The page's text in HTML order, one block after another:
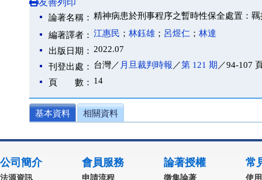
友善列印
論著名稱： 精神病患於刑事程序之暫時性保全處置：
編著譯者： 江惠民 ； 林鈺雄 ； 呂煜仁 ； 林達
出版日期： 2022.07
刊登出處： 台灣／ 月旦裁判時報 ／第 121 期 ／94-107
頁 數： 14
基本資料 相關資料
公司簡介
法源資訊
會員服務
申請流程
論著授權
徵集論著
常
使